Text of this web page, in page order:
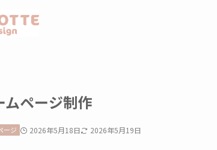
ムページ制作
ージ 2026年5月18日 2026年5月19日